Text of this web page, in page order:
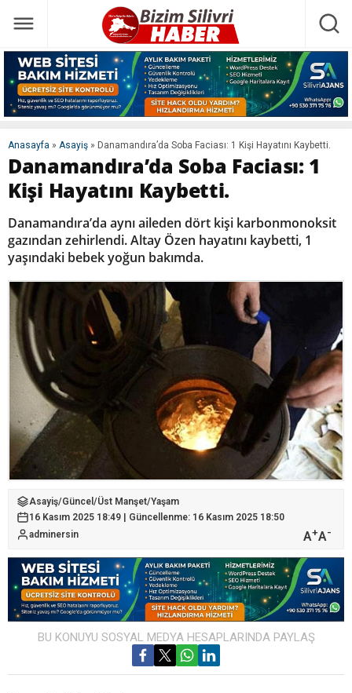
Anasayfa » Asayiş » Danamandıra’da Soba Faciası: 1 Kişi Hayatını Kaybetti.
Danamandıra’da Soba Faciası: 1
Kişi Hayatını Kaybetti.
Danamandıra’da aynı aileden dört kişi karbonmonoksit
gazından zehirlendi. Altay Özen hayatını kaybetti, 1
yaşındaki bebek yoğun bakımda.
Asayiş/Güncel /Üst Manşet/Yaşam
16 Kasım 2025 18:49 | Güncellenme: 16 Kasım 2025 18:50
adminersin
A+A-
BU KONUYU SOSYAL MEDYA HESAPLARINDA PAYLAŞ